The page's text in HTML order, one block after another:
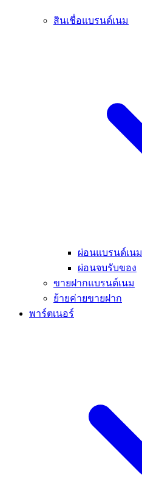
สินเชื่อแบรนด์เนม
ผ่อนแบรนด์เนม
ผ่อนจบรับของ
ขายฝากแบรนด์เนม
ย้ายค่ายขายฝาก
พาร์ตเนอร์